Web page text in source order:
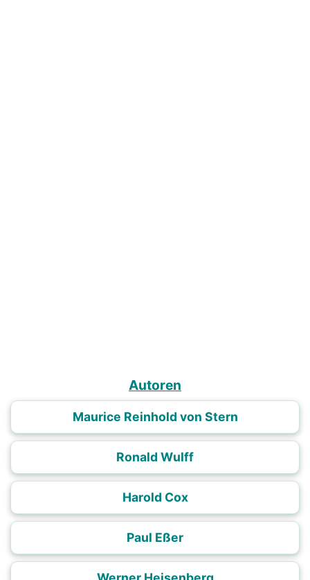
Autoren
Maurice Reinhold von Stern
Ronald Wulff
Harold Cox
Paul Eßer